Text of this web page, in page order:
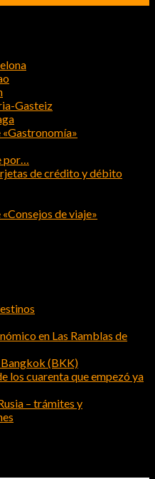
Gasteiz
por…
de crédito y débito
de viaje»
en Las Ramblas de
(BKK)
los cuarenta que empezó ya
– trámites y